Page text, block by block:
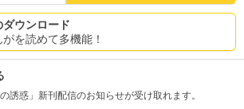
ウンロード
を読めて多機能！
誘惑」新刊配信のお知らせが受け取れます。